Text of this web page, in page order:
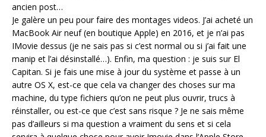
ancien post…
Je galère un peu pour faire des montages videos. J’ai acheté un
MacBook Air neuf (en boutique Apple) en 2016, et je n’ai pas
IMovie dessus (je ne sais pas si c’est normal ou si j’ai fait une
manip et l’ai désinstallé…). Enfin, ma question : je suis sur El
Capitan. Si je fais une mise à jour du système et passe à un
autre OS X, est-ce que cela va changer des choses sur ma
machine, du type fichiers qu’on ne peut plus ouvrir, trucs à
réinstaller, ou est-ce que c’est sans risque ? Je ne sais même
pas d’ailleurs si ma question a vraiment du sens et si cela